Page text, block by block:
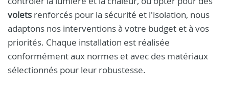
volets renforcés pour la sécurité et l'isolation, nous
adaptons nos interventions à votre budget et à vos
priorités. Chaque installation est réalisée
conformément aux normes et avec des matériaux
sélectionnés pour leur robustesse.